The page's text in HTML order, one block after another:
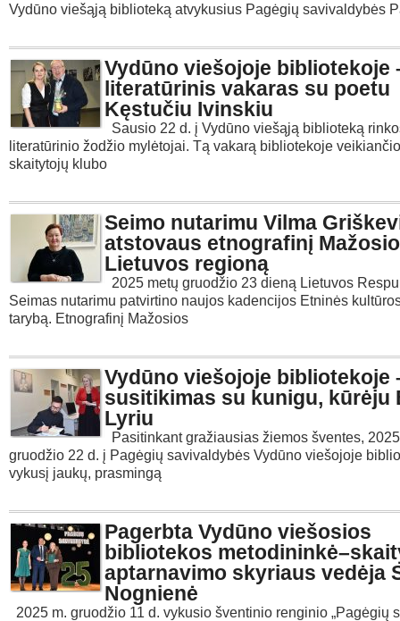
Vydūno viešąją biblioteką atvykusius Pagėgių savivaldybės
Vydūno viešojoje bibliotekoje
literatūrinis vakaras su poetu
Kęstučiu Ivinskiu
Sausio 22 d. į Vydūno viešąją biblioteką
literatūrinio žodžio mylėtojai. Tą vakarą bibliotekoje
skaitytojų klubo
Seimo nutarimu Vilma
atstovaus etnografinį
Lietuvos regioną
2025 metų gruodžio 23 dieną Lietuvos
Seimas nutarimu patvirtino naujos kadencijos Etninės
tarybą. Etnografinį Mažosios
Vydūno viešojoje bibliotekoje
susitikimas su kunigu, kūrėju
Lyriu
Pasitinkant gražiausias žiemos šventes,
gruodžio 22 d. į Pagėgių savivaldybės Vydūno viešojoje
vykusį jaukų, prasmingą
Pagerbta Vydūno viešosios
bibliotekos
aptarnavimo skyriaus vedėja
Nognienė
2025 m. gruodžio 11 d. vykusio šventinio renginio „Pagėgių